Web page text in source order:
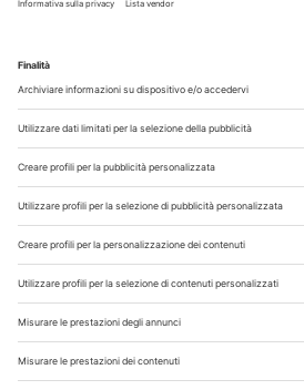
Chi Siamo